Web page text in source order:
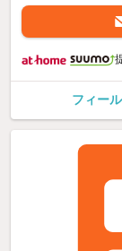
フィー